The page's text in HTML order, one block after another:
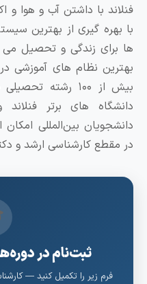
با داشتن آب و هوا و
گیری از بهترین سیستم
زندگی و تحصیل می باشد.
نظام‌ های آموزشی در
بیش از ۱۰۰ رشته تحصیلی
های برتر فنلاند وجود
بین‌المللی امکان
کارشناسی ارشد و دکتری را
ثبت‌نام در دوره‌های
زیر را تکمیل کنید — کارشناسان ما